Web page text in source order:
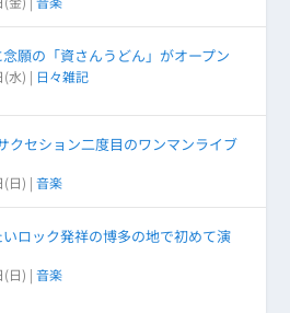
願の「資さんうどん」がオープン
水) | 日々雑記
クセション二度目のワンマンライブ
日) |音楽
ロック発祥の博多の地で初めて演
日) |音楽